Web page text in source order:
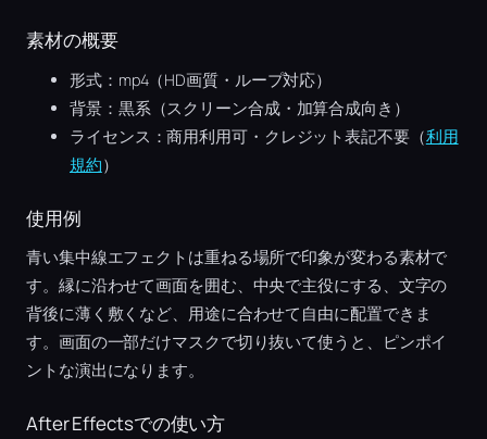
素材の概要
形式：mp4（HD画質・ループ対応）
背景：黒系（スクリーン合成・加算合成向き）
ライセンス：商用利用可・クレジット表記不要（利用
規約）
使用例
青い集中線エフェクトは重ねる場所で印象が変わる素材で
す。縁に沿わせて画面を囲む、中央で主役にする、文字の
背後に薄く敷くなど、用途に合わせて自由に配置できま
す。画面の一部だけマスクで切り抜いて使うと、ピンポイ
ントな演出になります。
After Effectsでの使い方